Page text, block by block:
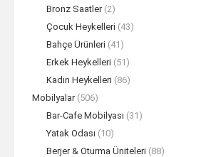
Bronz Saatler (2)
Çocuk Heykelleri (43)
Bahçe Ürünleri (41)
Erkek Heykelleri (51)
Kadın Heykelleri (86)
Mobilyalar (506)
Bar-Cafe Mobilyası (31)
Yatak Odası (10)
Berjer & Oturma Üniteleri (88)